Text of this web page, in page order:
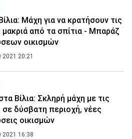
Mάχη για να κρατήσουν τις
από τα σπίτια - Μπαράζ
οικισμών
2021 20:21
Βίλια: Σκληρή μάχη με τις
δύσβατη περιοχή, νέες
οικισμών
2021 16:38